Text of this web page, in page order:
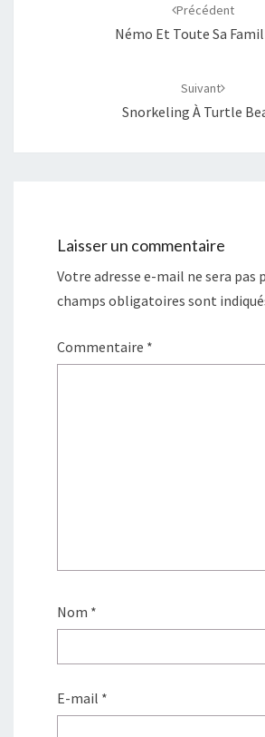
Précédent
Némo Et Toute Sa
Suivant
Snorkeling À Turtle
Laisser un commentaire
Votre adresse e-mail ne sera pas
champs obligatoires sont
Commentaire *
Nom *
E-mail *